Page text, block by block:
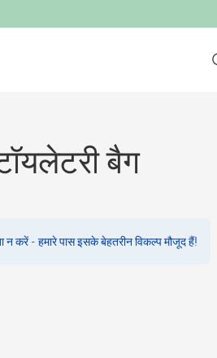
बैग
न करें - हमारे पास इसके बेहतरीन विकल्प मौजूद हैं!